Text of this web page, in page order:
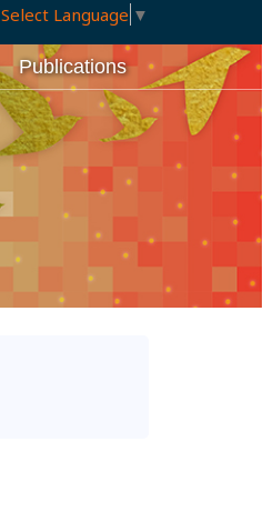
Select Language ▼
Publications